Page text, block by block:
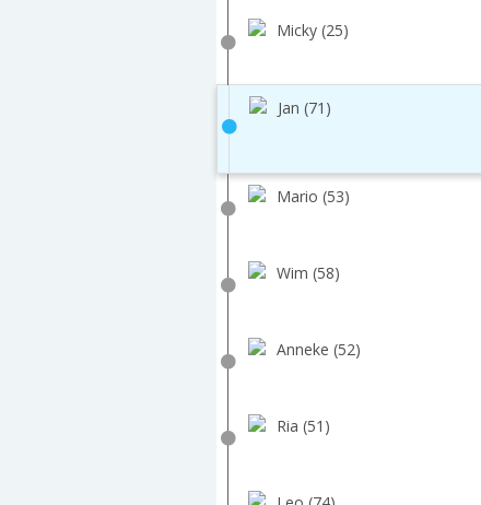
Micky (25)
Jan (71)
Mario (53)
Wim (58)
Anneke (52)
Ria (51)